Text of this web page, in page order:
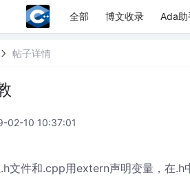
全部 博文收录 Ada助
帖子详情
02-10 10:37:01
文件和.cpp用extern声明变量，在.h